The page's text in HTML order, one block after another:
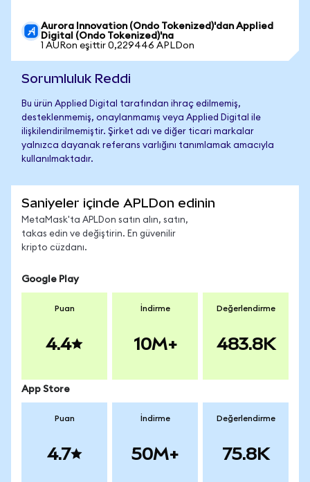
Aurora Innovation (Ondo Tokenized)'dan Applied
Digital (Ondo Tokenized)'na
1 AURon eşittir 0,229446 APLDon
Sorumluluk Reddi
Bu ürün Applied Digital tarafından ihraç edilmemiş,
desteklenmemiş, onaylanmamış veya Applied Digital ile
ilişkilendirilmemiştir. Şirket adı ve diğer ticari markalar
yalnızca dayanak referans varlığını tanımlamak amacıyla
kullanılmaktadır.
Saniyeler içinde APLDon edinin
MetaMask'ta APLDon satın alın, satın,
takas edin ve değiştirin. En güvenilir
kripto cüzdanı.
Google Play
Puan
4.4
İndirme
10M+
Değerlendirme
483.8K
App Store
Puan
4.7
İndirme
50M+
Değerlendirme
75.8K